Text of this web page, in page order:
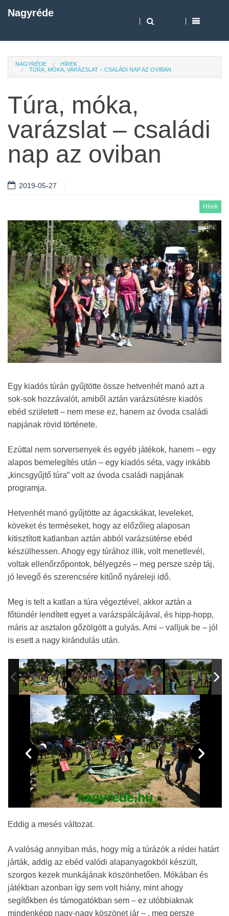
Nagyréde
NAGYRÉDE
HÍREK
TÚRA, MÓKA, VARÁZSLAT – CSALÁDI NAP AZ OVIBAN
Túra, móka,
varázslat – családi
nap az oviban
2019-05-27
Hírek
Egy kiadós túrán gyűjtötte össze hetvenhét manó azt a
sok-sok hozzávalót, amiből aztán varázsütésre kiadós
ebéd született – nem mese ez, hanem az óvoda családi
napjának rövid története.
Ezúttal nem sorversenyek és egyéb játékok, hanem – egy
alapos bemelegítés után – egy kiadós séta, vagy inkább
„kincsgyűjtő túra” volt az óvoda családi napjának
programja.
Hetvenhét manó gyűjtötte az ágacskákat, leveleket,
köveket és terméseket, hogy az előzőleg alaposan
kitisztított katlanban aztán abból varázsütérse ebéd
készülhessen. Ahogy egy túrához illik, volt menetlevél,
voltak ellenőrzőpontok, bélyegzés – meg persze szép táj,
jó levegő és szerencsére kitűnő nyáreleji idő.
Meg is telt a katlan a túra végeztével, akkor aztán a
főtündér lendített egyet a varázspálcájával, és hipp-hopp,
máris az asztalon gőzölgött a gulyás. Ami – valljuk be – jól
is esett a nagy kirándulás után.
nagyrede.hu
Eddig a mesés változat.
A valóság annyiban más, hogy míg a túrázók a rédei határt
járták, addig az ebéd valódi alapanyagokból készült,
szorgos kezek munkájának köszönhetően. Mókában és
játékban azonban így sem volt hiány, mint ahogy
segítőkben és támogatókban sem – ez utóbbiaknak
mindenképp nagy-nagy köszönet jár – , meg persze